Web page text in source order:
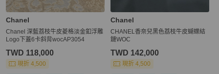
Chanel
Chanel 深藍荔枝牛皮菱格淡金釦浮雕
Logo下蓋6卡斜背wocAP3054
TWD 118,000
現折 4,500
Chanel
CHANEL香奈兒黑色荔枝牛皮蝴蝶結
鏈WOC
TWD 142,000
現折 4,500